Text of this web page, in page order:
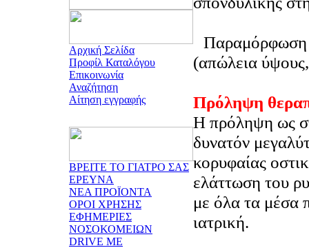
Αρχική Σελίδα
Προφίλ Καταλόγου
Επικοινωνία
Αναζήτηση
Αίτηση εγγραφής
ΒΡΕΙΤΕ ΤΟ ΓΙΑΤΡΟ ΣΑΣ
ΕΡΕΥΝΑ
ΝΕΑ ΠΡΟΪΟΝΤΑ
ΟΡΟΙ ΧΡΗΣΗΣ
ΕΦΗΜΕΡΙΕΣ
ΝΟΣΟΚΟΜΕΙΩΝ
DRIVE ME
Παραμόρφωση
(απώλεια
Πρόληψη
Η πρόληψη ως
δυνατόν
κορυφαίας
ελάττωση του
με όλα τα μέσα
ιατρική.